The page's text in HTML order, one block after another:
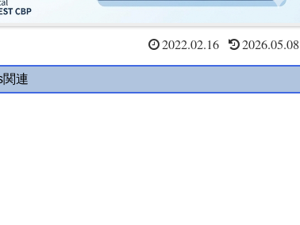
2022.02.16 2026.05.08
連